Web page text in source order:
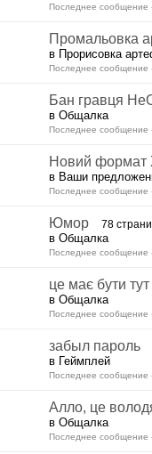
Последнее сообщение
Промальовка
в Прорисовка
Последнее сообщение
Бан гравця
в Общалка
Последнее сообщение
Новий формат
в Ваши
Последнее сообщение
Юмор 78
в Общалка
Последнее сообщение
це має бути тут
в Общалка
Последнее сообщение
забыл пароль
в Геймплей
Последнее сообщение
Алло, це
в Общалка
Последнее сообщение